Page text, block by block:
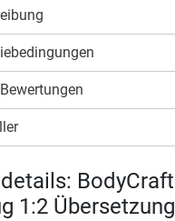
BodyCraft
1:2 Übersetzung